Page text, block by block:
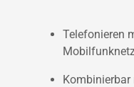
Telefonieren
Kombinierbar